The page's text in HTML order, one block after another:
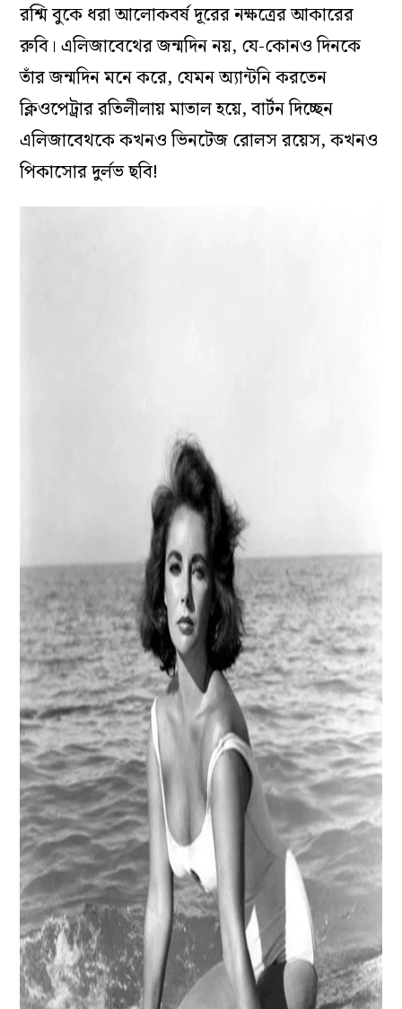
রশ্মি বুকে ধরা আলোকবর্ষ দূরের নক্ষত্রের আকারের
রুবি। এলিজাবেথের জন্মদিন নয়, যে-কোনও দিনকে
তাঁর জন্মদিন মনে করে, যেমন অ্যান্টনি করতেন
ক্লিওপেট্রার রতিলীলায় মাতাল হয়ে, বার্টন দিচ্ছেন
এলিজাবেথকে কখনও ভিনটেজ রোলস রয়েস, কখনও
পিকাসোর দুর্লভ ছবি!